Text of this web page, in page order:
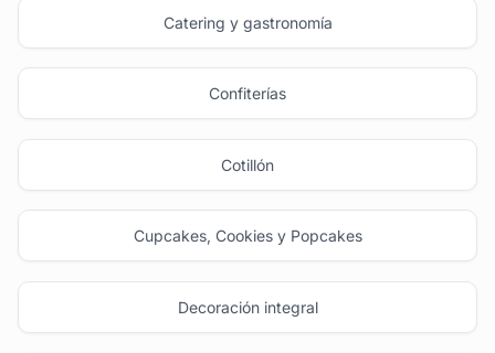
Catering y gastronomía
Confiterías
Cotillón
Cupcakes, Cookies y Popcakes
Decoración integral